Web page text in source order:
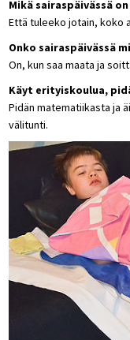
Mikä sairaspäivässä
Että tuleeko jotain, koko
Onko sairaspäivässä
On, kun saa maata ja
Käyt erityiskoulua,
Pidän matematiikasta ja
välitunti.